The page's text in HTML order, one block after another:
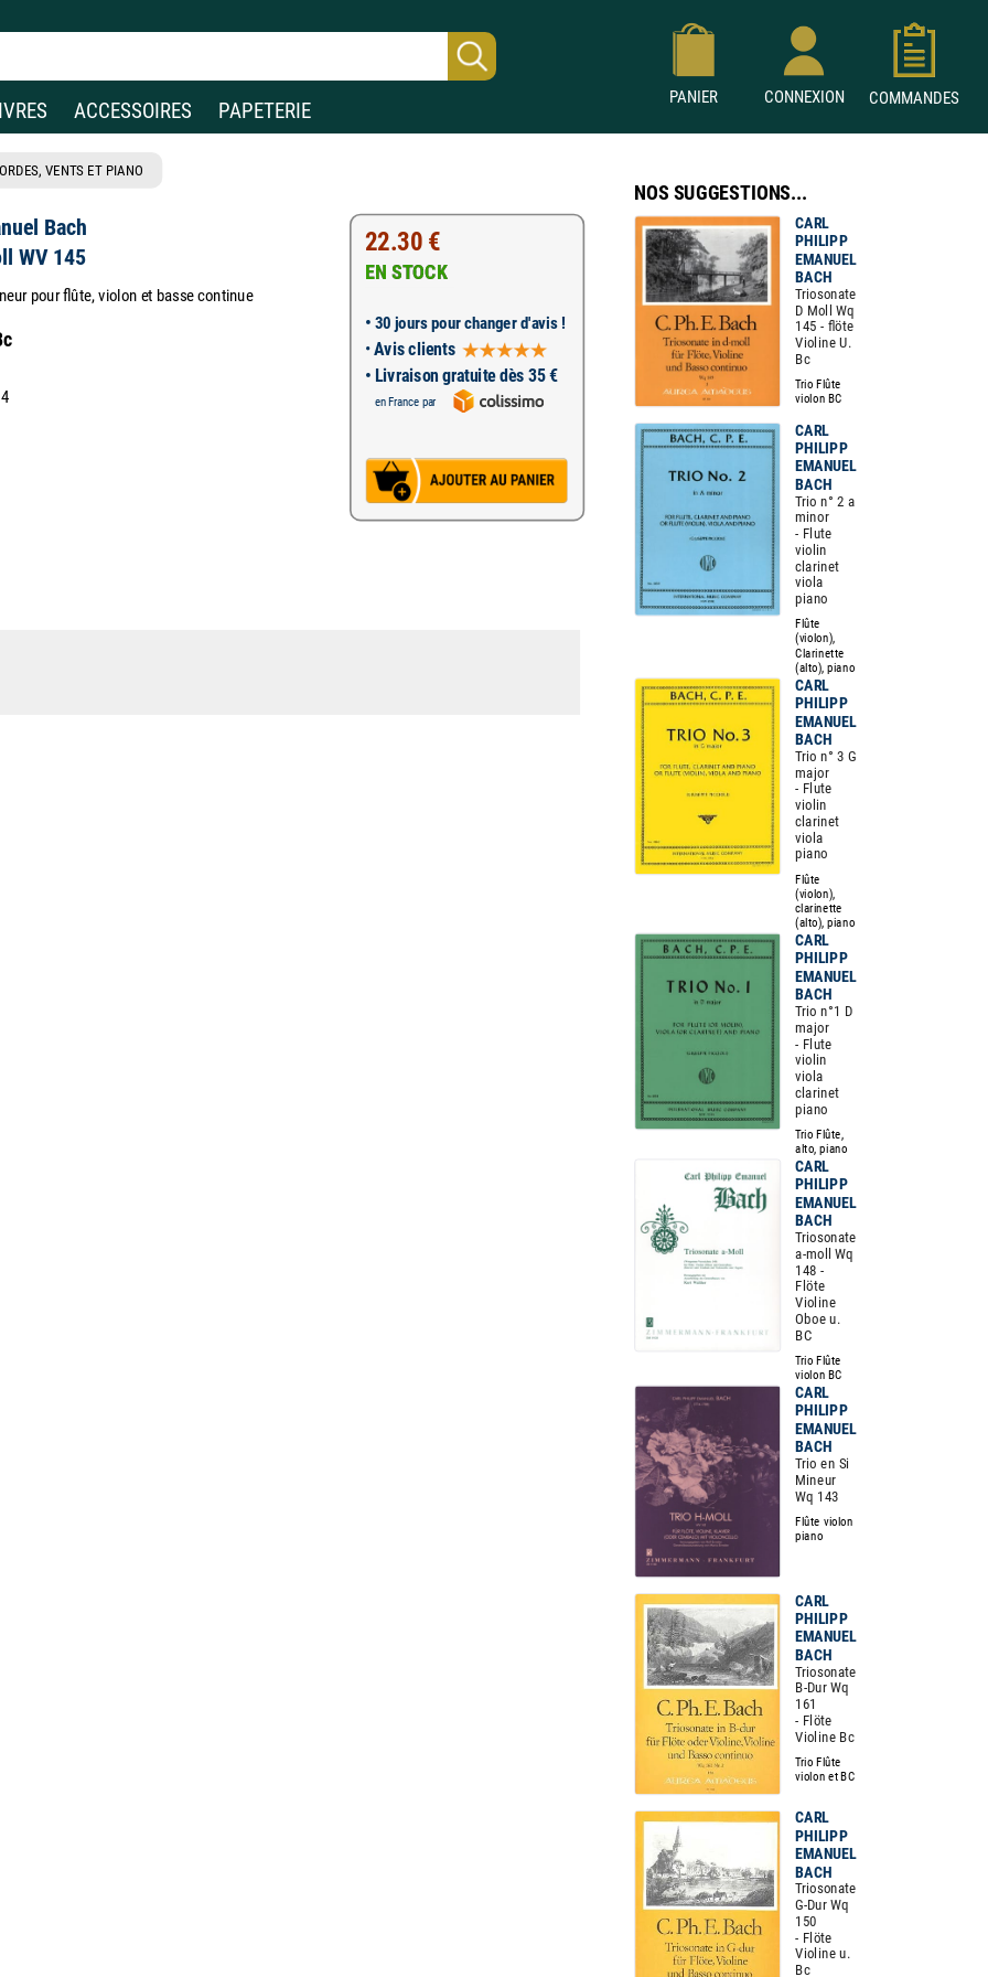
ACCESSOIRES PAPETERIE
PANIER CONNEXION COMMANDES
VENTS ET PIANO
Bach
WV 145
pour flûte, violon et basse continue
22.30 €
EN STOCK
• 30 jours pour changer d'avis !
•Avis clients
• Livraison gratuite dès 35 €
en France par
NOS SUGGESTIONS...
CARL
PHILIPP
EMANUEL
BACH
Triosonate
D Moll Wq
145 - flöte
Violine U.
Bc
Trio Flûte
violon BC
CARL
PHILIPP
EMANUEL
BACH
Trio n° 2 a
minor
- Flute
violin
clarinet
viola
piano
Flûte
(violon),
Clarinette
(alto), piano
CARL
PHILIPP
EMANUEL
BACH
Trio n° 3 G
major
- Flute
violin
clarinet
viola
piano
Flûte
(violon),
clarinette
(alto), piano
CARL
PHILIPP
EMANUEL
BACH
Trio n°1 D
major
- Flute
violin
viola
clarinet
piano
Trio Flûte,
alto, piano
CARL
PHILIPP
EMANUEL
BACH
Triosonate
a-moll Wq
148 -
Flöte
Violine
Oboe u.
BC
Trio Flûte
violon BC
CARL
PHILIPP
EMANUEL
BACH
Trio en Si
Mineur
Wq 143
Flûte violon
piano
CARL
PHILIPP
EMANUEL
BACH
Triosonate
B-Dur Wq
161
- Flöte
Violine Bc
Trio Flûte
violon et BC
CARL
PHILIPP
EMANUEL
BACH
Triosonate
G-Dur Wq
150
- Flöte
Violine u.
Bc